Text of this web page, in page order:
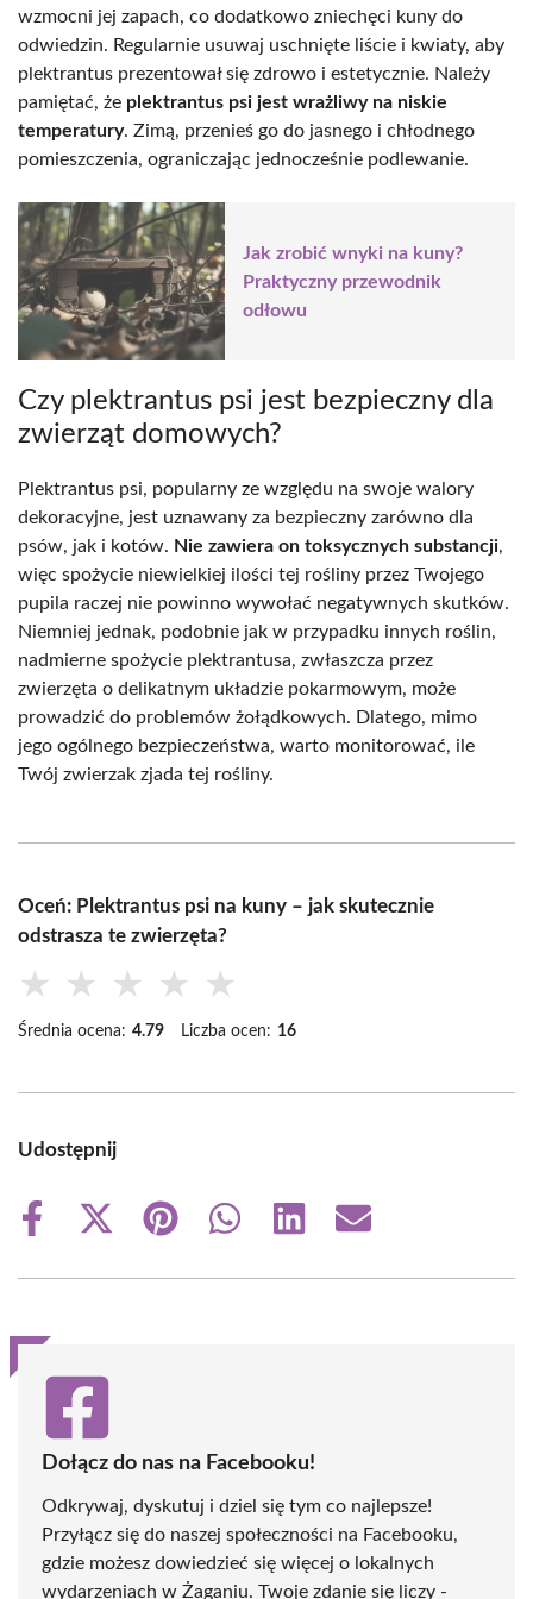
wzmocni jej zapach, co dodatkowo zniechęci kuny do
odwiedzin. Regularnie usuwaj uschnięte liście i kwiaty, aby
plektrantus prezentował się zdrowo i estetycznie. Należy
pamiętać, że plektrantus psi jest wrażliwy na niskie
temperatury. Zimą, przenieś go do jasnego i chłodnego
pomieszczenia, ograniczając jednocześnie podlewanie.
Jak zrobić wnyki na kuny?
Praktyczny przewodnik
odłowu
Czy plektrantus psi jest bezpieczny dla
zwierząt domowych?
Plektrantus psi, popularny ze względu na swoje walory
dekoracyjne, jest uznawany za bezpieczny zarówno dla
psów, jak i kotów. Nie zawiera on toksycznych substancji,
więc spożycie niewielkiej ilości tej rośliny przez Twojego
pupila raczej nie powinno wywołać negatywnych skutków.
Niemniej jednak, podobnie jak w przypadku innych roślin,
nadmierne spożycie plektrantusa, zwłaszcza przez
zwierzęta o delikatnym układzie pokarmowym, może
prowadzić do problemów żołądkowych. Dlatego, mimo
jego ogólnego bezpieczeństwa, warto monitorować, ile
Twój zwierzak zjada tej rośliny.
Oceń: Plektrantus psi na kuny – jak skutecznie
odstrasza te zwierzęta?
★ ★ ★ ★ ★
Średnia ocena: 4.79 Liczba ocen: 16
Udostępnij
Share
Share
(Twitter)
Share
Share
Share
Share
Dołącz do nas na Facebooku!
Odkrywaj, dyskutuj i dziel się tym co najlepsze!
Przyłącz się do naszej społeczności na Facebooku,
gdzie możesz dowiedzieć się więcej o lokalnych
wydarzeniach w Żaganiu. Twoje zdanie się liczy -